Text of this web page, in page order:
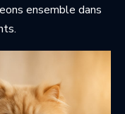
ensemble dans